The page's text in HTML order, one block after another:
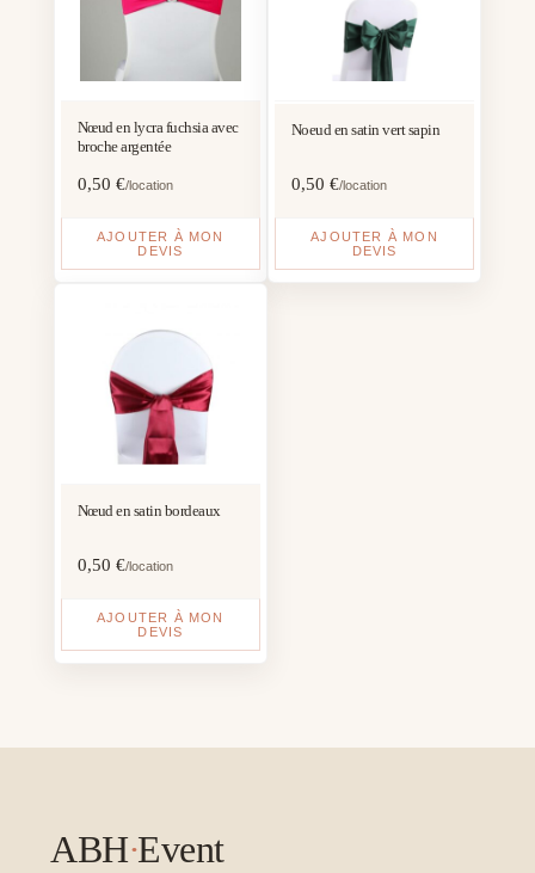
Nœud en lycra fuchsia avec
broche argentée
0,50 €/location
AJOUTER À MON
DEVIS
Noeud en satin vert sapin
0,50 €/location
AJOUTER À MON
DEVIS
Nœud en satin bordeaux
0,50 €/location
AJOUTER À MON
DEVIS
ABH·Event